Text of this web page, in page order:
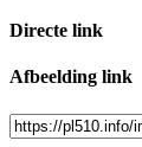
Directe link
Afbeelding link